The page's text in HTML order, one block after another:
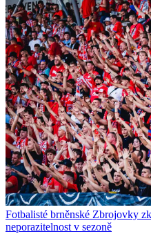
Fotbalisté brněnské Zbrojovky
neporazitelnost v sezoně